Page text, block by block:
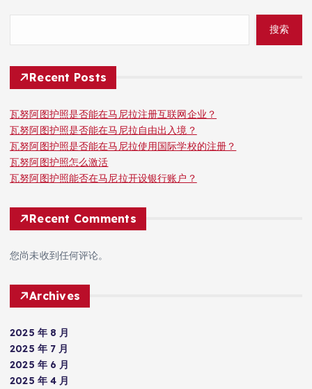
搜索
Recent Posts
瓦努阿图护照是否能在马尼拉注册互联网企业？
瓦努阿图护照是否能在马尼拉自由出入境？
瓦努阿图护照是否能在马尼拉使用国际学校的注册？
瓦努阿图护照怎么激活
瓦努阿图护照能否在马尼拉开设银行账户？
Recent Comments
您尚未收到任何评论。
Archives
2025 年 8 月
2025 年 7 月
2025 年 6 月
2025 年 4 月